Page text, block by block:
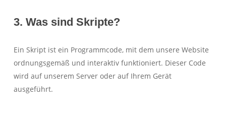
3. Was sind Skripte?
Ein Skript ist ein Programmcode, mit dem unsere Website
ordnungsgemäß und interaktiv funktioniert. Dieser Code
wird auf unserem Server oder auf Ihrem Gerät
ausgeführt.